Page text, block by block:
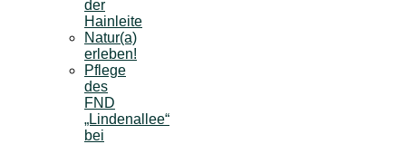
der
Hainleite
Natur(a)
erleben!
Pflege
des
FND
„Lindenallee“
bei